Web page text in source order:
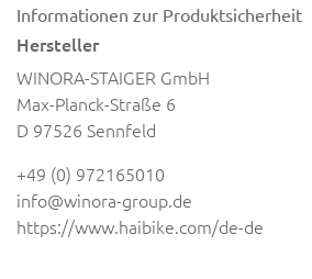
Informationen zur Produktsicherheit
Hersteller
WINORA-STAIGER GmbH
Max-Planck-Straße 6
D 97526 Sennfeld
+49 (0) 972165010
info@winora-group.de
https://www.haibike.com/de-de